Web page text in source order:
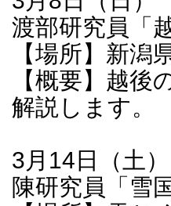
渡部研究員「
【場所】新
【概要】越
解説します。
3月14日（土）
陳研究員「雪